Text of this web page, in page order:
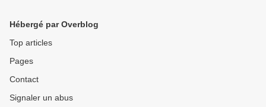
Hébergé par Overblog
Top articles
Pages
Contact
Signaler un abus